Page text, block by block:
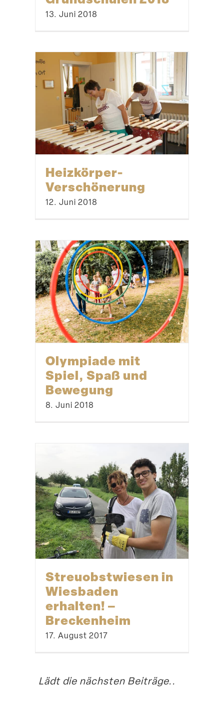
13. Juni 2018
Heizkörper-
Verschönerung
12. Juni 2018
Olympiade mit
Spiel, Spaß und
Bewegung
8. Juni 2018
Streu­obst­wiesen in
Wiesbaden
erhalten! –
Breckenheim
17. August 2017
Lädt die nächsten Beiträge..